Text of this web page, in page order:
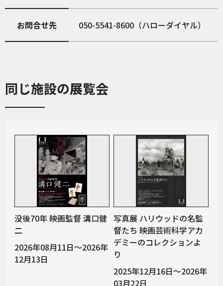
お問合せ先 050-5541-8600（ハローダイヤル）
同じ施設の展覧会
没後70年 映画監督 溝口健
二
2026年08月11日～2026年
12月13日
写真展 ハリウッドの名監
督たち 映画芸術科学アカ
デミーのコレクションよ
り
2025年12月16日～2026年
03月22日